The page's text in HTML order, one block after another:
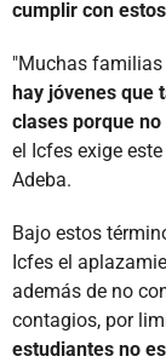
cumplir con
"Muchas
hay jóvenes que
clases porque
el Icfes exige
Adeba.
Bajo estos
Icfes el
además de no
contagios, por
estudiantes no